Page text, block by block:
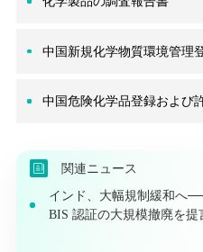
中国新規化学物質環境管理
中国危険化学品登録および
関連ニュース
インド、大幅規制緩和へ
BIS 認証の大規模撤廃を提